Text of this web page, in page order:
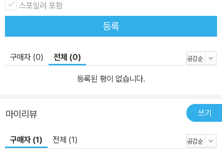
스포일러 포함
등록
구매자 (0) 전체 (0)
등록된 평이 없습니다.
마이리뷰 쓰기
구매자 (1) 전체 (1)